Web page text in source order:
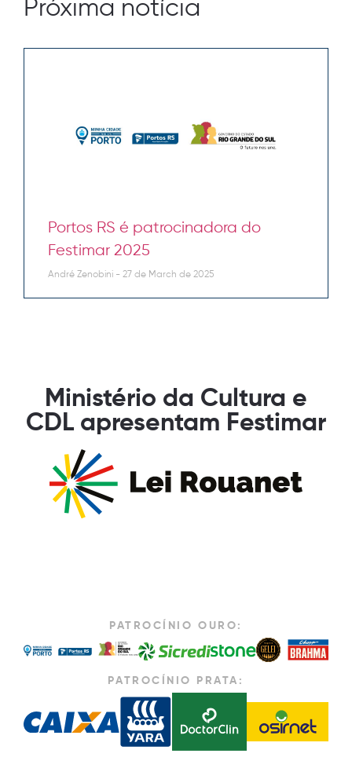
Próxima notícia
Portos RS é patrocinadora do
Festimar 2025
André Zenobini 27 de March de 2025
Ministério da Cultura e
CDL apresentam Festimar
PATROCÍNIO OURO:
PATROCÍNIO PRATA: